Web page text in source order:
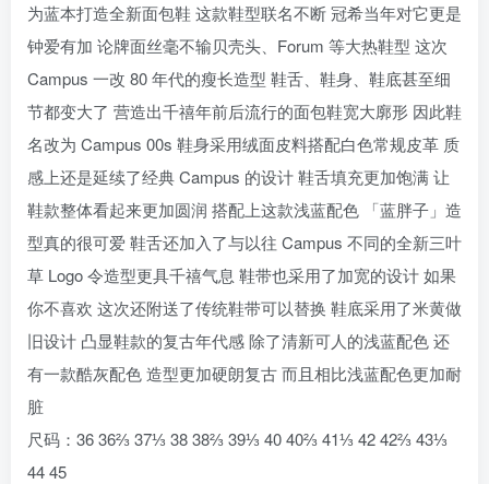
为蓝本打造全新面包鞋 这款鞋型联名不断 冠希当年对它更是
钟爱有加 论牌面丝毫不输贝壳头、Forum 等大热鞋型 这次
Campus 一改 80 年代的瘦长造型 鞋舌、鞋身、鞋底甚至细
节都变大了 营造出千禧年前后流行的面包鞋宽大廓形 因此鞋
名改为 Campus 00s 鞋身采用绒面皮料搭配白色常规皮革 质
感上还是延续了经典 Campus 的设计 鞋舌填充更加饱满 让
鞋款整体看起来更加圆润 搭配上这款浅蓝配色 「蓝胖子」造
型真的很可爱 鞋舌还加入了与以往 Campus 不同的全新三叶
草 Logo 令造型更具千禧气息 鞋带也采用了加宽的设计 如果
你不喜欢 这次还附送了传统鞋带可以替换 鞋底采用了米黄做
旧设计 凸显鞋款的复古年代感 除了清新可人的浅蓝配色 还
有一款酷灰配色 造型更加硬朗复古 而且相比浅蓝配色更加耐
脏
尺码：36 36⅔ 37⅓ 38 38⅔ 39⅓ 40 40⅔ 41⅓ 42 42⅔ 43⅓
44 45